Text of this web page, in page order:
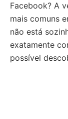
Facebook? A
mais comuns
não está
exatamente
possível